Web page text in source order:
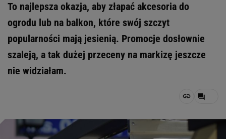
To najlepsza okazja, aby złapać akcesoria do
ogrodu lub na balkon, które swój szczyt
popularności mają jesienią. Promocje dosłownie
szaleją, a tak dużej przeceny na markizę jeszcze
nie widziałam.